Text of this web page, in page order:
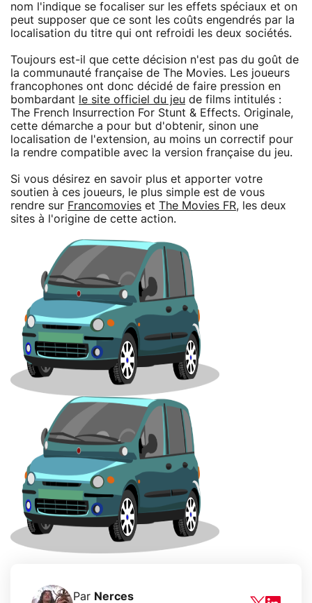
nom l'indique se focaliser sur les effets spéciaux et on
peut supposer que ce sont les coûts engendrés par la
localisation du titre qui ont refroidi les deux sociétés.
Toujours est-il que cette décision n'est pas du goût de
la communauté française de The Movies. Les joueurs
francophones ont donc décidé de faire pression en
bombardant
le site officiel du jeu de films intitulés :
The French Insurrection For Stunt & Effects. Originale,
cette démarche a pour but d'obtenir, sinon une
localisation de l'extension, au moins un correctif pour
la rendre compatible avec la version française du jeu.
Si vous désirez en savoir plus et apporter votre
soutien à ces joueurs, le plus simple est de vous
rendre sur Francomovies et The Movies FR, les deux
sites à l'origine de cette action.
Par Nerces